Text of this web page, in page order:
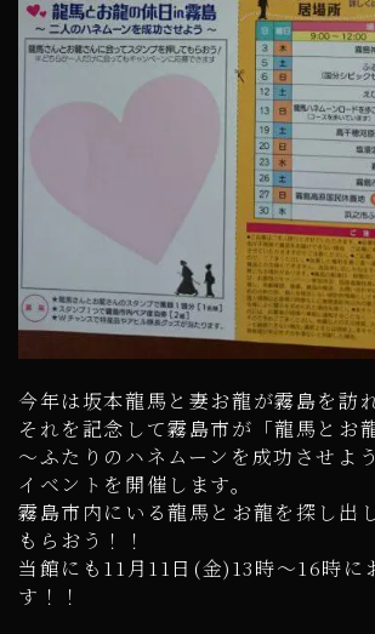
今年は坂本龍馬と妻お龍が霧島を訪
それを記念して霧島市が「龍馬とお
～ふたりのハネムーンを成功させよ
イベントを開催します。
霧島市内にいる龍馬とお龍を探し出
もらおう！！
当館にも11月11日(金)13時～16時に
す！！